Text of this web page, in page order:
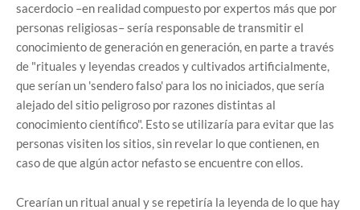
sacerdocio –en realidad compuesto por expertos más que por
personas religiosas– sería responsable de transmitir el
conocimiento de generación en generación, en parte a través
de "rituales y leyendas creados y cultivados artificialmente,
que serían un 'sendero falso' para los no iniciados, que sería
alejado del sitio peligroso por razones distintas al
conocimiento científico". Esto se utilizaría para evitar que las
personas visiten los sitios, sin revelar lo que contienen, en
caso de que algún actor nefasto se encuentre con ellos.
Crearían un ritual anual y se repetiría la leyenda de lo que hay